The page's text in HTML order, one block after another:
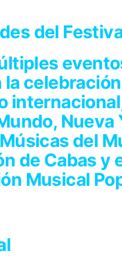
del
la
Nueva
del
de Cabas y
Musical